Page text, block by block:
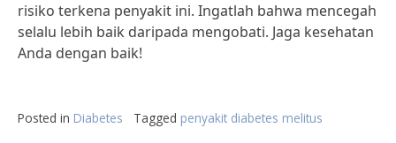
risiko terkena penyakit ini. Ingatlah bahwa mencegah
selalu lebih baik daripada mengobati. Jaga kesehatan
Anda dengan baik!
Posted in Diabetes Tagged penyakit diabetes melitus